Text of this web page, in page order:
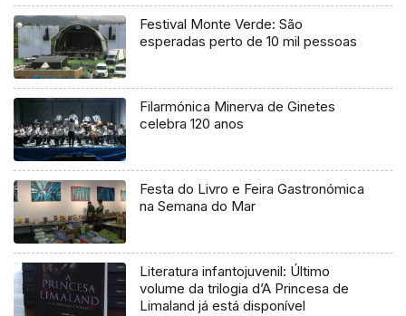
Festival Monte Verde: São
esperadas perto de 10 mil pessoas
Filarmónica Minerva de Ginetes
celebra 120 anos
Festa do Livro e Feira Gastronómica
na Semana do Mar
Literatura infantojuvenil: Último
volume da trilogia d’A Princesa de
Limaland já está disponível